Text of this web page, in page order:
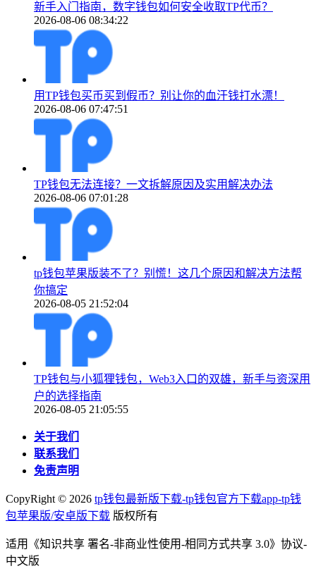
新手入门指南，数字钱包如何安全收取TP代币？
2026-08-06 08:34:22
用TP钱包买币买到假币？别让你的血汗钱打水漂！
2026-08-06 07:47:51
TP钱包无法连接？一文拆解原因及实用解决办法
2026-08-06 07:01:28
tp钱包苹果版装不了？别慌！这几个原因和解决方法帮
你搞定
2026-08-05 21:52:04
TP钱包与小狐狸钱包，Web3入口的双雄，新手与资深用
户的选择指南
2026-08-05 21:05:55
关于我们
联系我们
免责声明
CopyRight © 2026 tp钱包最新版下载-tp钱包官方下载app-tp钱
包苹果版/安卓版下载 版权所有
适用《知识共享 署名-非商业性使用-相同方式共享 3.0》协议-
中文版